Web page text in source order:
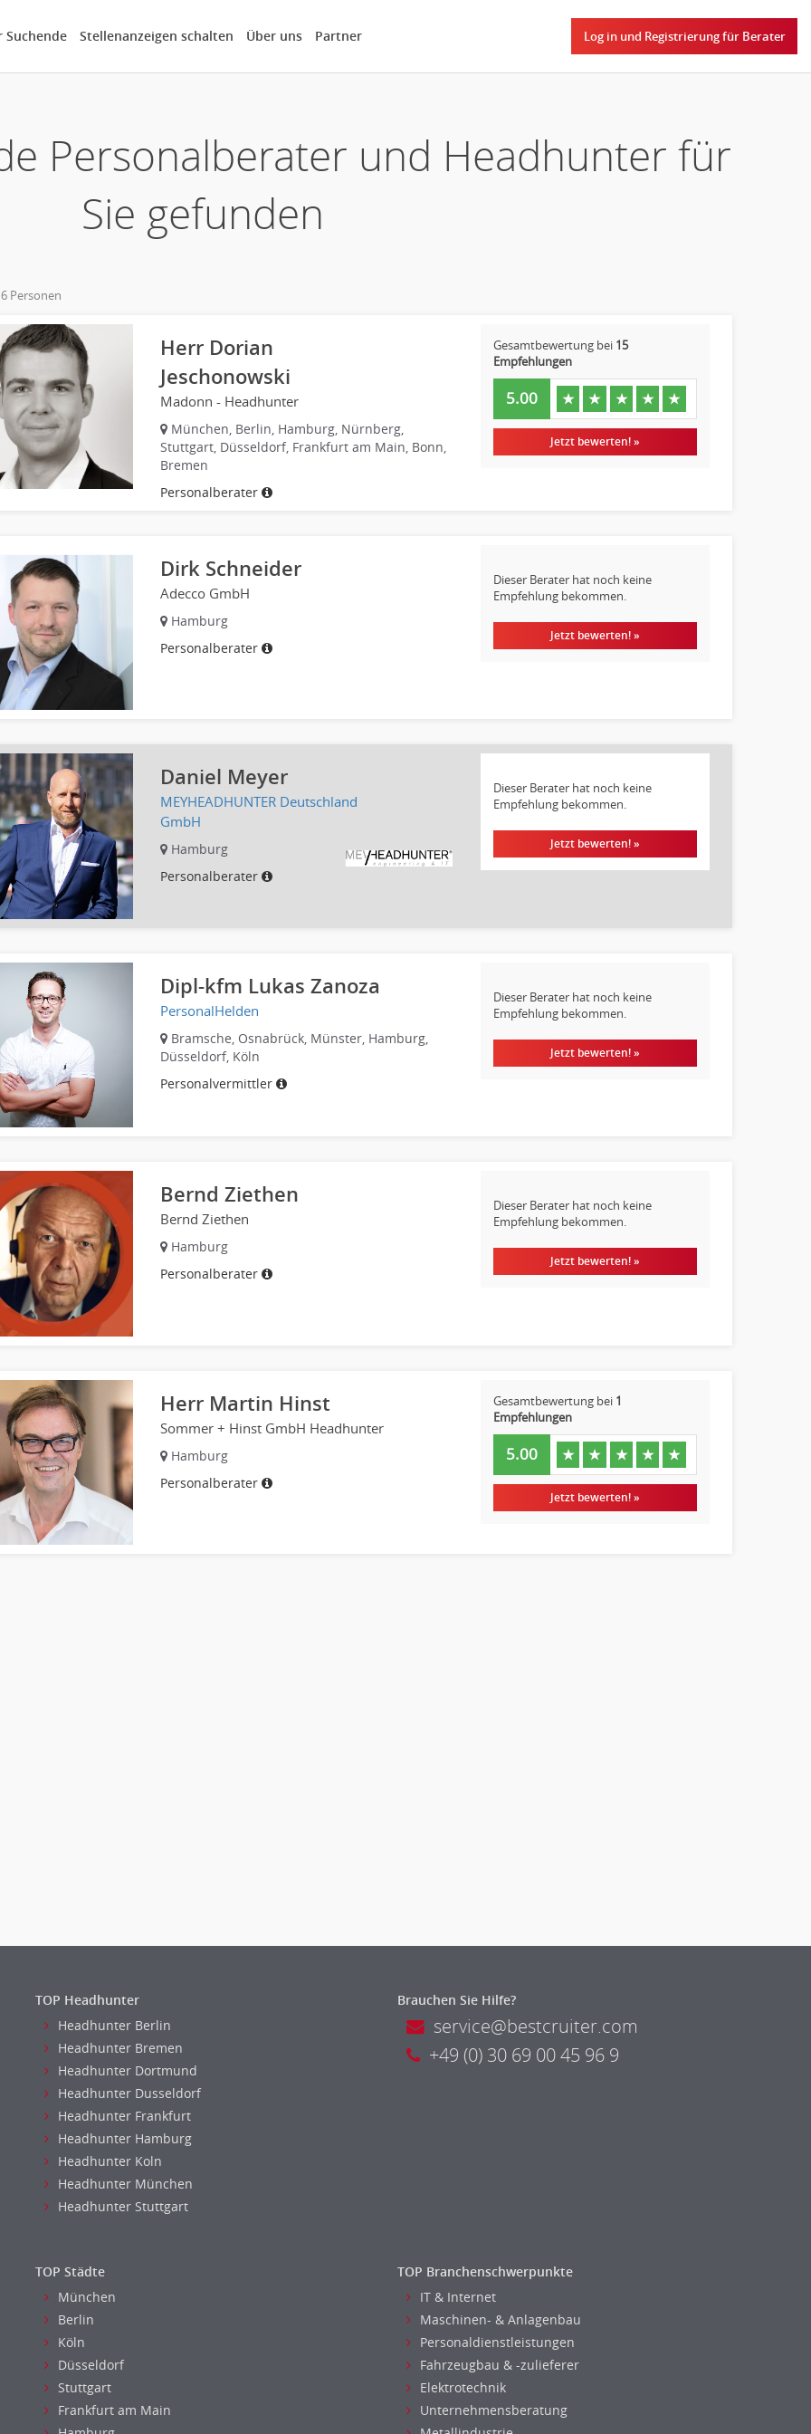
Suchende Stellenanzeigen schalten Über uns Partner Log in und Registrierung für Berater
Personalberater und Headhunter für
Sie gefunden
Personen
Herr Dorian
Jeschonowski
Madonn - Headhunter
München, Berlin, Hamburg, Nürnberg,
Stuttgart, Düsseldorf, Frankfurt am Main, Bonn,
Bremen
Personalberater
Gesamtbewertung bei 15
Empfehlungen
5.00 ★ ★ ★ ★ ★
Jetzt bewerten! »
Dirk Schneider
Adecco GmbH
Hamburg
Personalberater
Dieser Berater hat noch keine
Empfehlung bekommen.
Jetzt bewerten! »
Daniel Meyer
MEYHEADHUNTER Deutschland
GmbH
Hamburg
Personalberater
Dieser Berater hat noch keine
Empfehlung bekommen.
Jetzt bewerten! »
Dipl-kfm Lukas Zanoza
PersonalHelden
Bramsche, Osnabrück, Münster, Hamburg,
Düsseldorf, Köln
Personalvermittler
Dieser Berater hat noch keine
Empfehlung bekommen.
Jetzt bewerten! »
Bernd Ziethen
Bernd Ziethen
Hamburg
Personalberater
Dieser Berater hat noch keine
Empfehlung bekommen.
Jetzt bewerten! »
Herr Martin Hinst
Sommer + Hinst GmbH Headhunter
Hamburg
Personalberater
Gesamtbewertung bei 1
Empfehlungen
5.00 ★ ★ ★ ★ ★
Jetzt bewerten! »
TOP Headhunter
Headhunter Berlin
Headhunter Bremen
Headhunter Dortmund
Headhunter Dusseldorf
Headhunter Frankfurt
Headhunter Hamburg
Headhunter Koln
Headhunter München
Headhunter Stuttgart
Brauchen Sie Hilfe?
service@bestcruiter.com
+49 (0) 30 69 00 45 96 9
TOP Städte
München
Berlin
Köln
Düsseldorf
Stuttgart
Frankfurt am Main
TOP Branchenschwerpunkte
IT & Internet
Maschinen- & Anlagenbau
Personaldienstleistungen
Fahrzeugbau & -zulieferer
Elektrotechnik
Unternehmensberatung